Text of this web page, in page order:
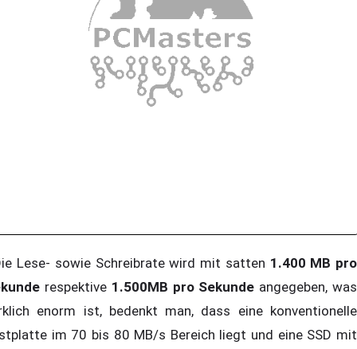
Lese- sowie Schreibrate wird mit satten 1.400 MB pro
respektive 1.500MB pro Sekunde angegeben, was
enorm ist, bedenkt man, dass eine konventionelle
im 70 bis 80 MB/s Bereich liegt und eine SSD mit